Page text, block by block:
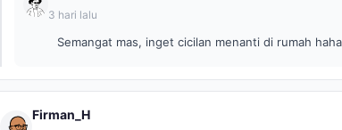
3 hari lalu
Semangat mas, inget cicilan menanti di rumah
Firman_H